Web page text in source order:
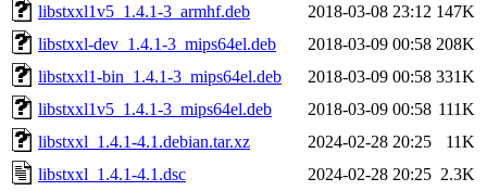
libstxxl1v5_1.4.1-3_armhf.deb
2018-03-08 23:12 147K
libstxxl-dev_1.4.1-3_mips64el.deb
2018-03-09 00:58 208K
libstxxl1-bin_1.4.1-3_mips64el.deb
2018-03-09 00:58 331K
libstxxl1v5_1.4.1-3_mips64el.deb
2018-03-09 00:58 111K
libstxxl_1.4.1-4.1.debian.tar.xz
2024-02-28 20:25
11K
libstxxl_1.4.1-4.1.dsc
2024-02-28 20:25 2.3K